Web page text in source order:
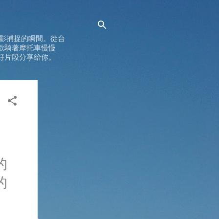
捕捉的瞬間。從台
騎著摩托車慢慢
段分享給你。